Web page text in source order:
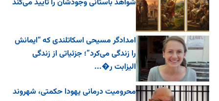
شواهد باستانی وجودشان را تأیید می‌کند
امدادگر مسیحی اسکاتلندی که “ایمانش
را زندگی می‌کرد”؛ جزئیاتی از زندگی
الیزابت ر�...
محرومیت درمانی یهودا حکمتی، شهروند